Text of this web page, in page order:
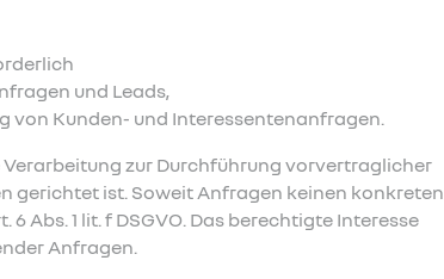
und Leads,
von Kunden- und Interessentenanfragen.
Verarbeitung zur Durchführung vorvertraglicher
gerichtet ist. Soweit Anfragen keinen konkreten
Abs. 1 lit. f DSGVO. Das berechtigte Interesse
Anfragen.